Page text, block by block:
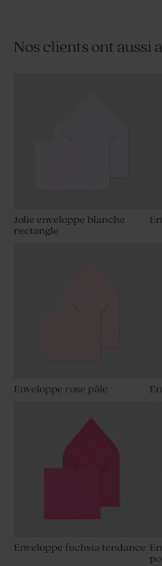
Nos clients ont aussi
Jolie enveloppe blanche
rectangle
Enveloppe rose pâle
Enveloppe fuchsia tendance